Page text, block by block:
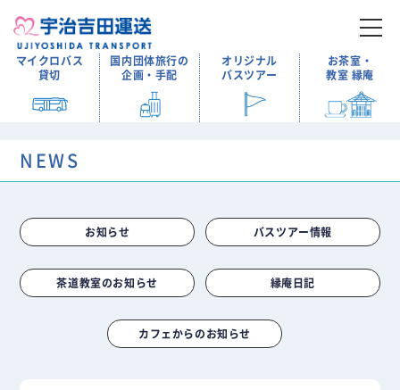
マイクロバス
貸切
国内団体旅行の
企画・手配
オリジナル
バスツアー
お茶室・
教室 縁庵
NEWS
お知らせ バスツアー情報
茶道教室のお知らせ 縁庵日記
カフェからのお知らせ